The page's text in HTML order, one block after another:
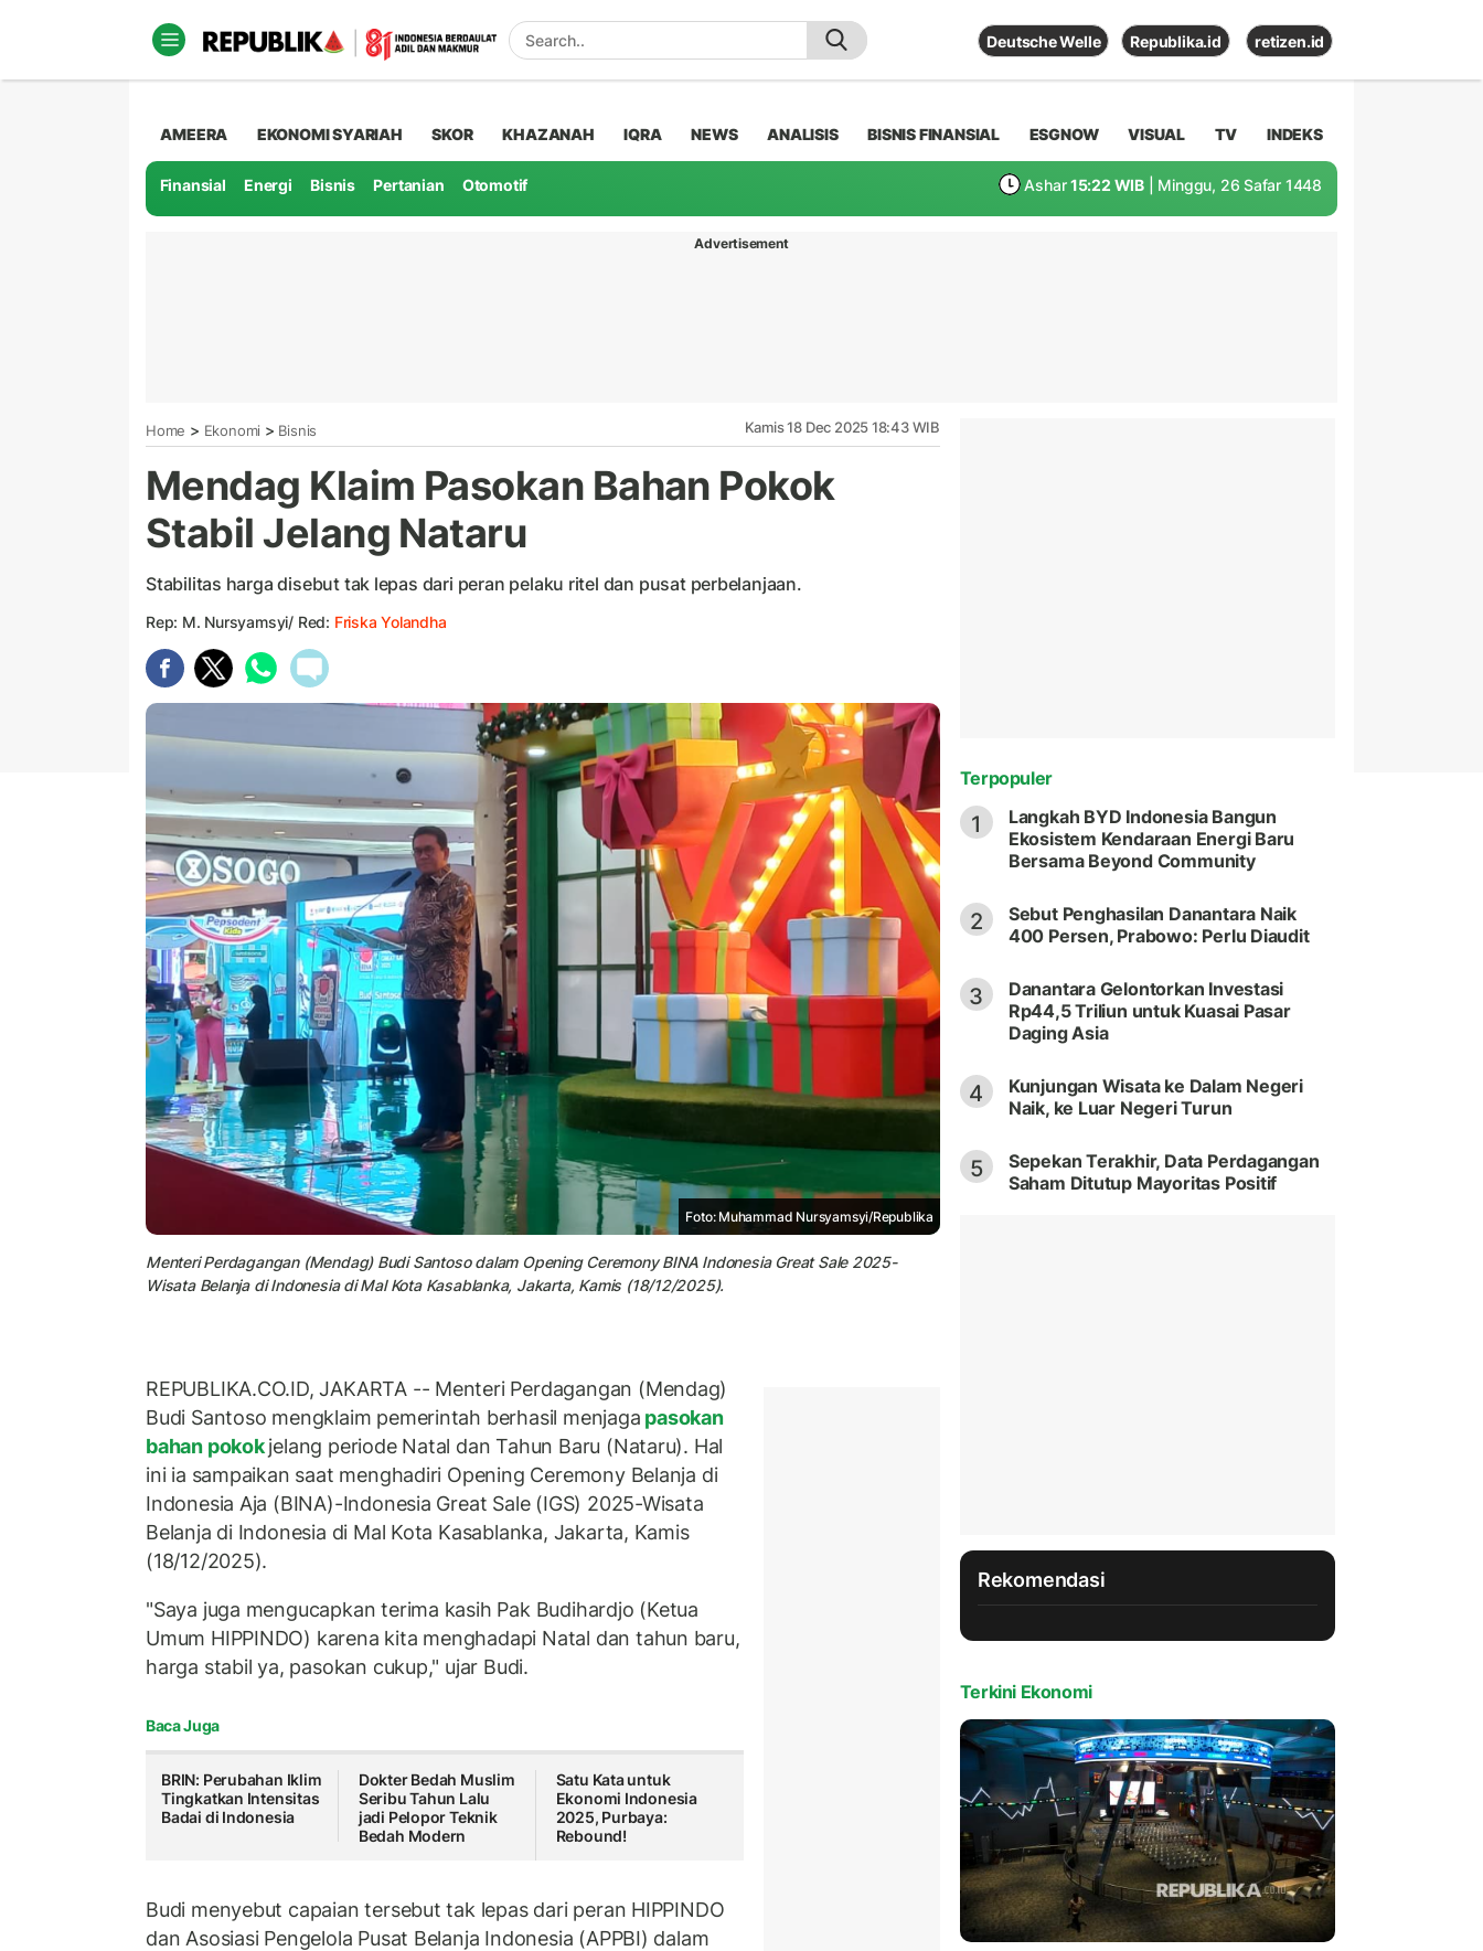
Deutsche Welle Republika.id retizen.id
AMEERA EKONOMI SYARIAH SKOR KHAZANAH IQRA NEWS ANALISIS BISNIS FINANSIAL ESGNOW VISUAL TV INDEKS
Finansial Energi Bisnis Pertanian Otomotif Ashar 15:22 WIB | Minggu, 26 Safar 1448
Advertisement
Home > Ekonomi > Bisnis Kamis 18 Dec 2025 18:43 WIB
Mendag Klaim Pasokan Bahan Pokok
Stabil Jelang Nataru
Stabilitas harga disebut tak lepas dari peran pelaku ritel dan pusat perbelanjaan.
Rep: M. Nursyamsyi/ Red: Friska Yolandha
Foto: Muhammad Nursyamsyi/Republika
Menteri Perdagangan (Mendag) Budi Santoso dalam Opening Ceremony BINA Indonesia Great Sale 2025-
Wisata Belanja di Indonesia di Mal Kota Kasablanka, Jakarta, Kamis (18/12/2025).
REPUBLIKA.CO.ID, JAKARTA -- Menteri Perdagangan (Mendag)
Budi Santoso mengklaim pemerintah berhasil menjaga pasokan
bahan pokokjelang periode Natal dan Tahun Baru (Nataru). Hal
ini ia sampaikan saat menghadiri Opening Ceremony Belanja di
Indonesia Aja (BINA)-Indonesia Great Sale (IGS) 2025-Wisata
Belanja di Indonesia di Mal Kota Kasablanka, Jakarta, Kamis
(18/12/2025).
"Saya juga mengucapkan terima kasih Pak Budihardjo (Ketua
Umum HIPPINDO) karena kita menghadapi Natal dan tahun baru,
harga stabil ya, pasokan cukup," ujar Budi.
Baca Juga
BRIN: Perubahan Iklim
Tingkatkan Intensitas
Badai di Indonesia
Dokter Bedah Muslim
Seribu Tahun Lalu
jadi Pelopor Teknik
Bedah Modern
Satu Kata untuk
Ekonomi Indonesia
2025, Purbaya:
Rebound!
Budi menyebut capaian tersebut tak lepas dari peran HIPPINDO
dan Asosiasi Pengelola Pusat Belanja Indonesia (APPBI) dalam
Terpopuler
1
Langkah BYD Indonesia Bangun
Ekosistem Kendaraan Energi Baru
Bersama Beyond Community
2
Sebut Penghasilan Danantara Naik
400 Persen, Prabowo: Perlu Diaudit
3
Danantara Gelontorkan Investasi
Rp44,5 Triliun untuk Kuasai Pasar
Daging Asia
4
Kunjungan Wisata ke Dalam Negeri
Naik, ke Luar Negeri Turun
5
Sepekan Terakhir, Data Perdagangan
Saham Ditutup Mayoritas Positif
Rekomendasi
Terkini Ekonomi